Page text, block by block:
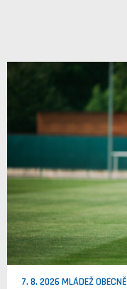
7. 8. 2026 MLÁDEŽ OBECNĚ